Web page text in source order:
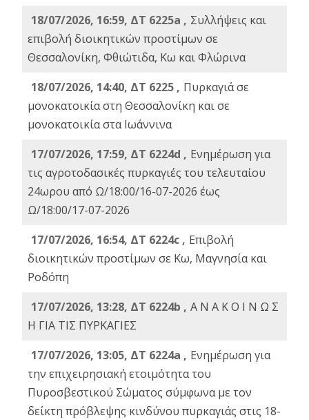
18/07/2026, 16:59, ΔT 6225a , Συλλήψεις και
επιβολή διοικητικών προστίμων σε
Θεσσαλονίκη, Φθιώτιδα, Κω και Φλώρινα
18/07/2026, 14:40, ΔΤ 6225 , Πυρκαγιά σε
μονοκατοικία στη Θεσσαλονίκη και σε
μονοκατοικία στα Ιωάννινα
17/07/2026, 17:59, ΔΤ 6224d , Ενημέρωση για
τις αγροτοδασικές πυρκαγιές του τελευταίου
24ωρου από Ω/18:00/16-07-2026 έως
Ω/18:00/17-07-2026
17/07/2026, 16:54, ΔΤ 6224c , Επιβολή
διοικητικών προστίμων σε Κω, Μαγνησία και
Ροδόπη
17/07/2026, 13:28, ΔΤ 6224b , Α Ν Α Κ Ο Ι Ν Ω Σ
Η ΓΙΑ ΤΙΣ ΠΥΡΚΑΓΙΕΣ
17/07/2026, 13:05, ΔΤ 6224a , Ενημέρωση για
την επιχειρησιακή ετοιμότητα του
Πυροσβεστικού Σώματος σύμφωνα με τον
δείκτη πρόβλεψης κινδύνου πυρκαγιάς στις 18-